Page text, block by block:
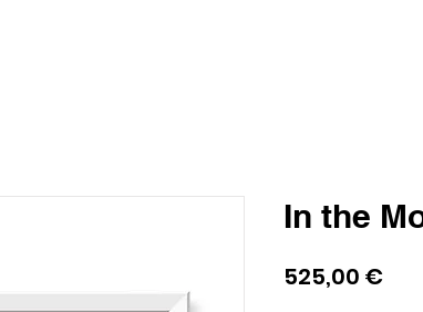
In the
525,00 €